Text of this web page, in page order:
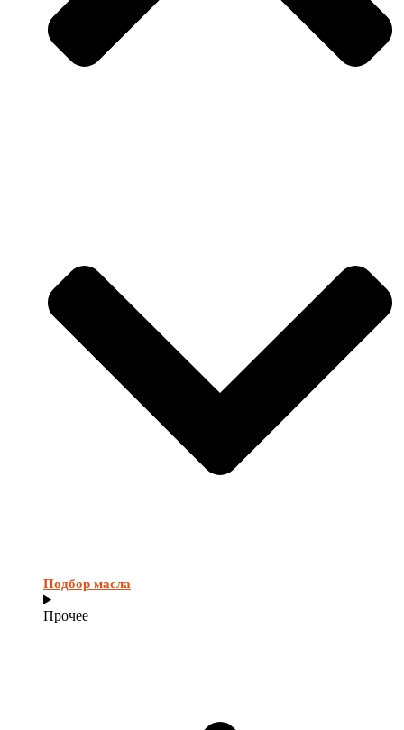
Подбор масла
Прочее